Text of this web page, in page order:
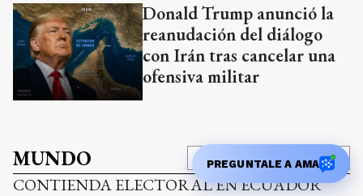
Donald Trump anunció la
reanudación del diálogo
con Irán tras cancelar una
ofensiva militar
MUNDO Añadir como fuente en
CONTIENDA ELECTORAL EN ECUADOR
PREGUNTALE A AMA